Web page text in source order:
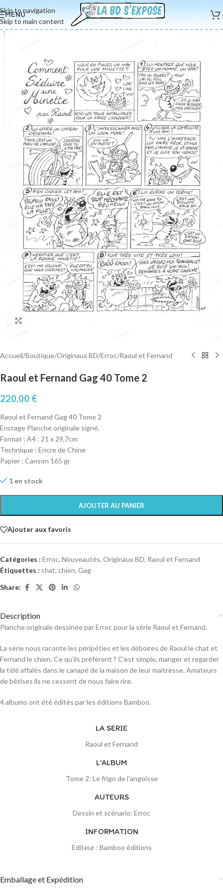
Skip to navigation
Skip to main content
MENU
Accueil/Boutique/Originaux BD/Erroc/Raoul et Fernand
Raoul et Fernand Gag 40 Tome 2
220,00 €
Raoul et Fernand Gag 40 Tome 2
Encrage Planche originale signé.
Format : A4 : 21 x 29,7cm
Technique : Encre de Chine
Papier : Canson 165 gr
1 en stock
AJOUTER AU PANIER
Ajouter aux favoris
Catégories : Erroc, Nouveautés, Originaux BD, Raoul et Fernand
Étiquettes : chat, chien, Gag
Share:
Description
Planche originale dessinée par Erroc pour la série Raoul et Fernand.
La série nous raconte les péripéties et les déboires de Raoul le chat et
Fernand le chien. Ce qu’ils préfèrent ? C’est simple, manger et regarder
la télé affalés dans le canapé de la maison de leur maitresse. Amateurs
de bêtises ils ne cessent de nous faire rire.
4 albums ont été édités par les éditions Bamboo.
LA SERIE
Raoul et Fernand
L'ALBUM
Tome 2: Le frigo de l’angoisse
AUTEURS
Dessin et scénario: Erroc
INFORMATION
Editeur : Bamboo éditions
Emballage et Expédition